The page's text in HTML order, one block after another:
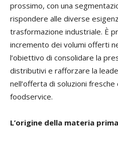
prossimo, con una
rispondere alle diverse
trasformazione industriale. È
incremento dei volumi offerti
l’obiettivo di consolidare la
distributivi e rafforzare la
nell’offerta di soluzioni
foodservice.
L’origine della materia prima